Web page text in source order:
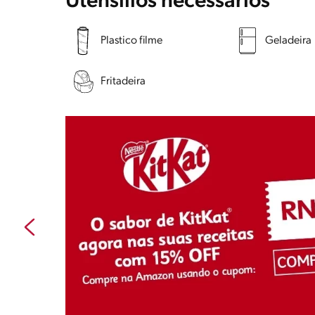
Plastico filme Geladeira
Fritadeira